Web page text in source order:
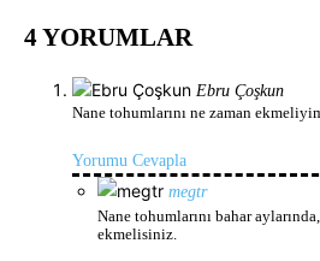
4 YORUMLAR
Ebru Çoşkun
Nane tohumlarını ne zaman
Yorumu Cevapla
megtr
Nane tohumlarını bahar
ekmelisiniz.